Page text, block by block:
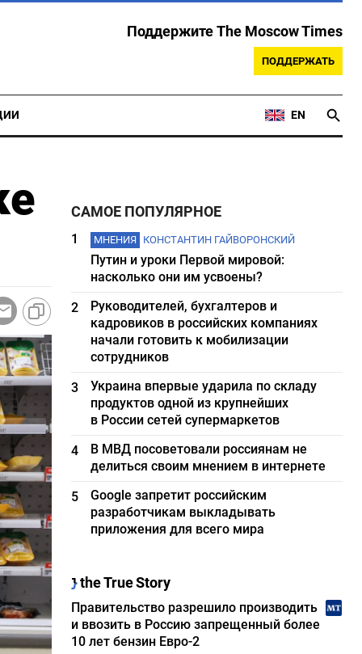
Поддержите The Moscow Times
ПОДДЕРЖАТЬ
EN
САМОЕ ПОПУЛЯРНОЕ
1 МНЕНИЯ КОНСТАНТИН ГАЙВОРОНСКИЙ
Путин и уроки Первой мировой:
насколько они им усвоены?
2
Руководителей, бухгалтеров и
кадровиков в российских компаниях
начали готовить к мобилизации
сотрудников
3
Украина впервые ударила по складу
продуктов одной из крупнейших
в России сетей супермаркетов
4
В МВД посоветовали россиянам не
делиться своим мнением в интернете
5
Google запретит российским
разработчикам выкладывать
приложения для всего мира